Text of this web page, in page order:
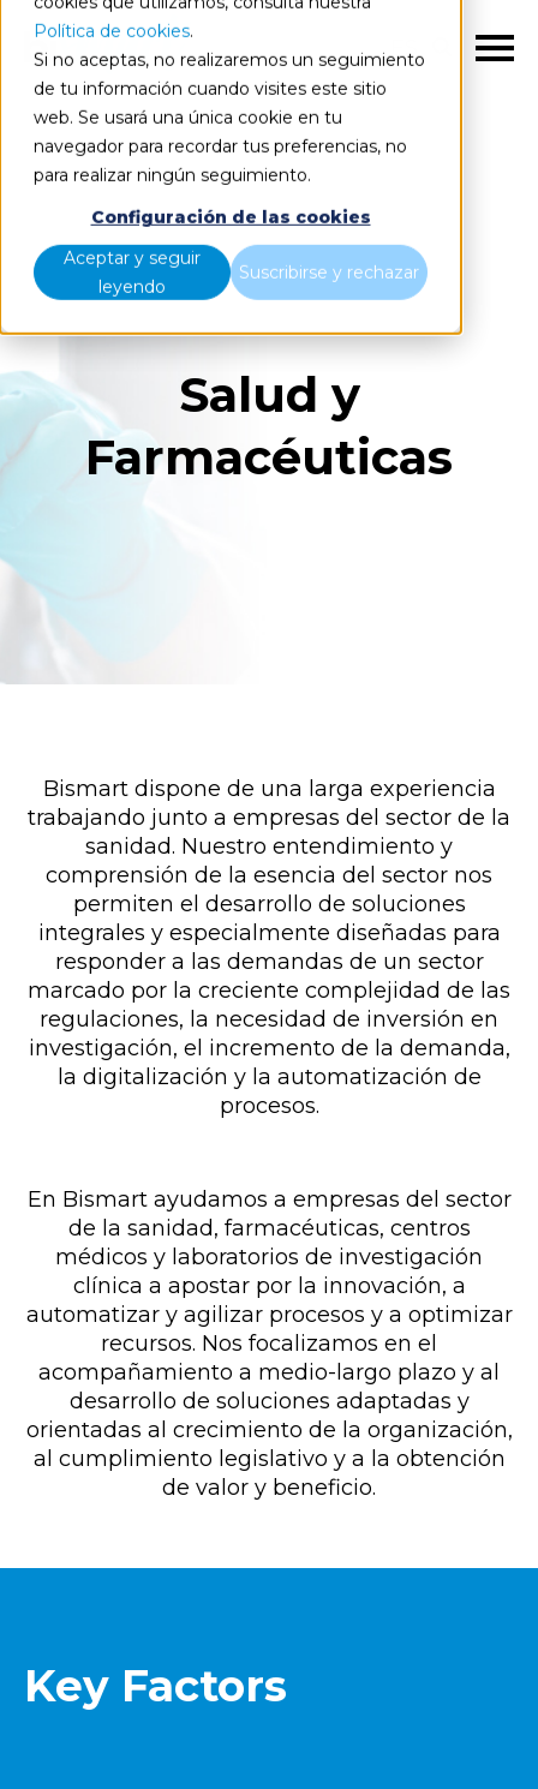
Política de cookies.
Si no aceptas, no realizaremos un seguimiento
de tu información cuando visites este sitio
web. Se usará una única cookie en tu
navegador para recordar tus preferencias, no
para realizar ningún seguimiento.
Configuración de las cookies
Aceptar y seguir
leyendo
Suscribirse y rechazar
ES
Blog Sectores | Salud y Farma
Salud y
Farmacéuticas
Bismart dispone de una larga experiencia
trabajando junto a empresas del sector de la
sanidad. Nuestro entendimiento y
comprensión de la esencia del sector nos
permiten el desarrollo de soluciones
integrales y especialmente diseñadas para
responder a las demandas de un sector
marcado por la creciente complejidad de las
regulaciones, la necesidad de inversión en
investigación, el incremento de la demanda,
la digitalización y la automatización de
procesos.
En Bismart ayudamos a empresas del sector
de la sanidad, farmacéuticas, centros
médicos y laboratorios de investigación
clínica a apostar por la innovación, a
automatizar y agilizar procesos y a optimizar
recursos. Nos focalizamos en el
acompañamiento a medio-largo plazo y al
desarrollo de soluciones adaptadas y
orientadas al crecimiento de la organización,
al cumplimiento legislativo y a la obtención
de valor y beneficio.
Key Factors